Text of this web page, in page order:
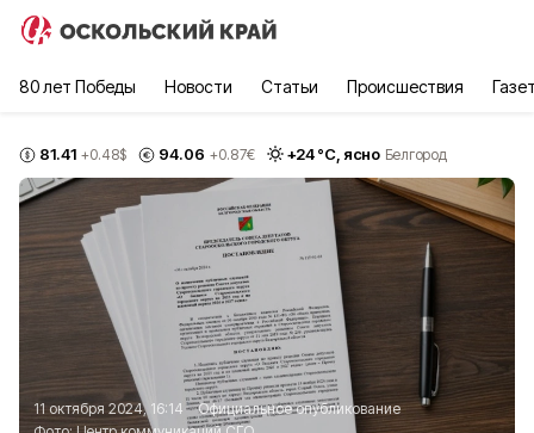
80 лет Победы Новости Статьи Происшествия
81.41 +0.48$ 94.06 +0.87€ +24°С, ясно Белгород
11 октября 2024, 16:14
Официальное опубликование